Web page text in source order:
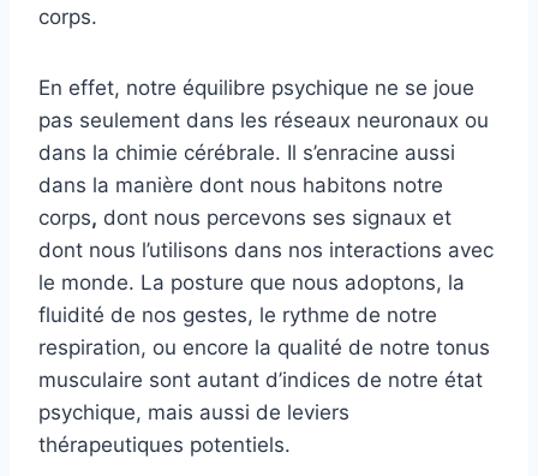
corps.
En effet, notre équilibre psychique ne se joue
pas seulement dans les réseaux neuronaux ou
dans la chimie cérébrale. Il s’enracine aussi
dans la manière dont nous habitons notre
corps, dont nous percevons ses signaux et
dont nous l’utilisons dans nos interactions avec
le monde. La posture que nous adoptons, la
fluidité de nos gestes, le rythme de notre
respiration, ou encore la qualité de notre tonus
musculaire sont autant d’indices de notre état
psychique, mais aussi de leviers
thérapeutiques potentiels.